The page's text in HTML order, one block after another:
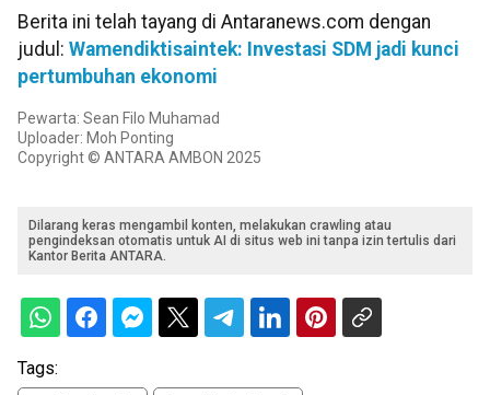
Berita ini telah tayang di Antaranews.com dengan
judul: Wamendiktisaintek: Investasi SDM jadi kunci
pertumbuhan ekonomi
Pewarta: Sean Filo Muhamad
Uploader: Moh Ponting
Copyright © ANTARA AMBON 2025
Dilarang keras mengambil konten, melakukan crawling atau
pengindeksan otomatis untuk AI di situs web ini tanpa izin tertulis dari
Kantor Berita ANTARA.
Tags: